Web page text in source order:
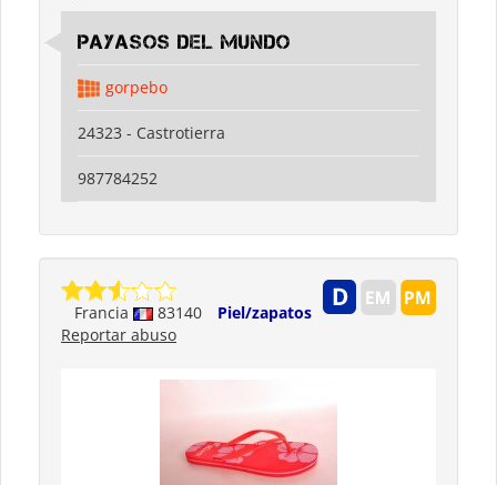
Payasos del Mundo
gorpebo
24323 - Castrotierra
987784252
Francia 83140
Piel/zapatos
Reportar abuso